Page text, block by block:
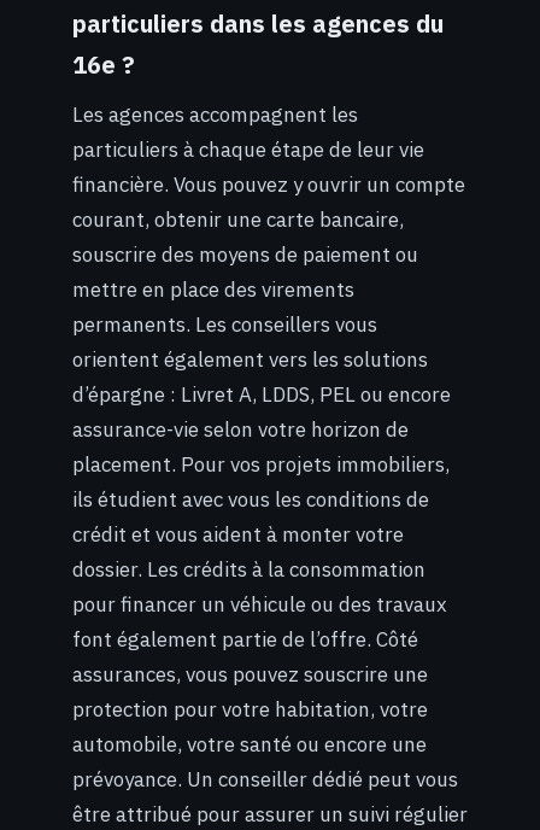
particuliers dans les agences du
16e ?
Les agences accompagnent les
particuliers à chaque étape de leur vie
financière. Vous pouvez y ouvrir un compte
courant, obtenir une carte bancaire,
souscrire des moyens de paiement ou
mettre en place des virements
permanents. Les conseillers vous
orientent également vers les solutions
d’épargne : Livret A, LDDS, PEL ou encore
assurance-vie selon votre horizon de
placement. Pour vos projets immobiliers,
ils étudient avec vous les conditions de
crédit et vous aident à monter votre
dossier. Les crédits à la consommation
pour financer un véhicule ou des travaux
font également partie de l’offre. Côté
assurances, vous pouvez souscrire une
protection pour votre habitation, votre
automobile, votre santé ou encore une
prévoyance. Un conseiller dédié peut vous
être attribué pour assurer un suivi régulier